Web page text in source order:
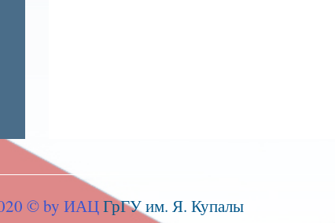
© by ИАЦГрГУ им. Я. Купалы